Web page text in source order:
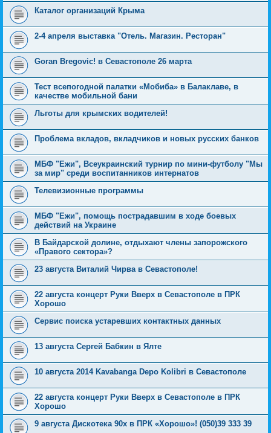
Каталог организаций Крыма
2-4 апреля выставка "Отель. Магазин. Ресторан"
Goran Bregovic! в Севастополе 26 марта
Тест всепогодной палатки «Мобиба» в Балаклаве, в
качестве мобильной бани
Льготы для крымских водителей!
Проблема вкладов, вкладчиков и новых русских банков
МБФ "Ежи", Всеукраинский турнир по мини-футболу "Мы
за мир" среди воспитанников интернатов
Телевизионные программы
МБФ "Ежи", помощь пострадавшим в ходе боевых
действий на Украине
В Байдарской долине, отдыхают члены запорожского
«Правого сектора»?
23 августа Виталий Чирва в Севастополе!
22 августа концерт Руки Вверх в Севастополе в ПРК
Хорошо
Сервис поиска устаревших контактных данных
13 августа Сергей Бабкин в Ялте
10 августа 2014 Kavabanga Depo Kolibri в Севастополе
22 августа концерт Руки Вверх в Севастополе в ПРК
Хорошо
9 августа Дискотека 90х в ПРК «Хорошо»! (050)39 333 39